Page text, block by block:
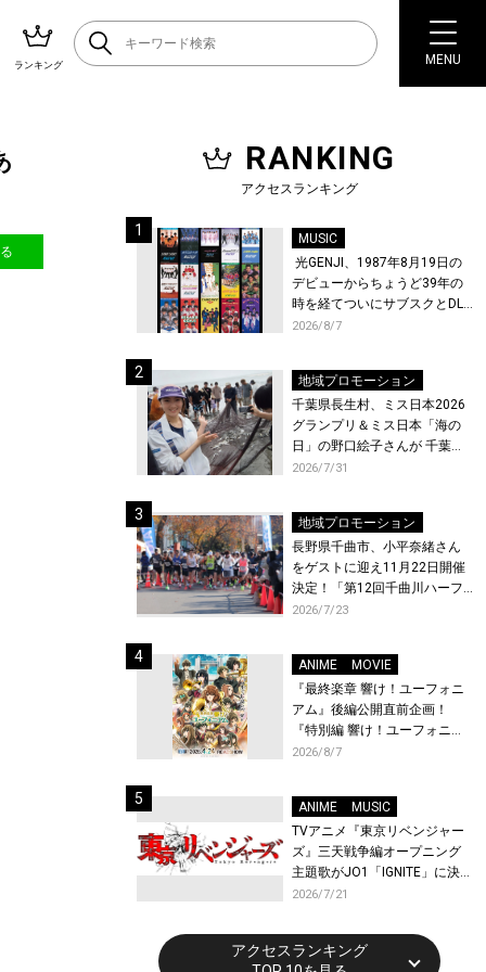
ランキング MENU
RANKING
アクセスランキング
MUSIC
光GENJI、1987年8月19日の
デビューからちょうど39年の
時を経てついにサブスクとDL
配信が解禁！
2026/8/7
地域プロモーション
千葉県長生村、ミス日本2026
グランプリ＆ミス日本「海の
日」の野口絵子さんが 千葉県
唯一の村・長生村で地引網を
2026/7/31
地域プロモーション
長野県千曲市、小平奈緒さん
をゲストに迎え11月22日開催
決定！「第12回千曲川ハーフ
マラソン」エントリー受付開
2026/7/23
ANIME
MOVIE
『最終楽章 響け！ユーフォニ
アム』後編公開直前企画！
『特別編 響け！ユーフォニア
ム〜アンサンブルコンテス
映が決定！
2026/8/7
ANIME
MUSIC
TVアニメ『東京リベンジャー
ズ』三天戦争編オープニング
主題歌がJO1「IGNITE」に決
定！メンバー全員から喜びと
トが到着！9月に東京・大阪で
先行上映会を開催！
2026/7/21
アクセスランキング